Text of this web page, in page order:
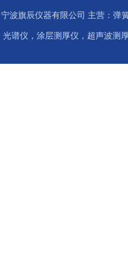
宁波旗辰仪器有限公司 主营：弹
光谱仪，涂层测厚仪，超声波测